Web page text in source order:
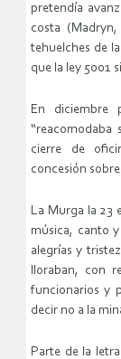
pretendía
costa
tehuelches de
que la ley 5001
En diciembre
“reacomodaba
cierre de
concesión
La Murga la 23
música, canto
alegrías y
lloraban, con
funcionarios y
decir no a la
Parte de la